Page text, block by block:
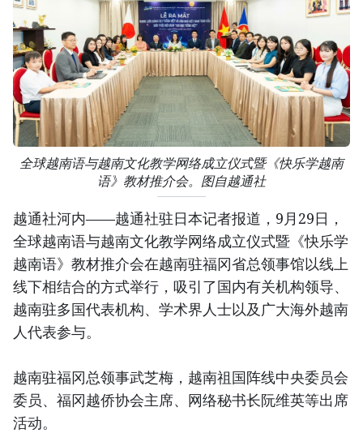
全球越南语与越南文化教学网络成立仪式暨《快乐学越南
语》教材推介会。图自越通社
越通社河内——越通社驻日本记者报道，9月29日，
全球越南语与越南文化教学网络成立仪式暨《快乐学
越南语》教材推介会在越南驻福冈省总领事馆以线上
线下相结合的方式举行，吸引了国内有关机构领导、
越南驻多国代表机构、学术界人士以及广大海外越南
人代表参与。
越南驻福冈总领事武芝梅，越南祖国阵线中央委员会
委员、福冈越侨协会主席、网络秘书长阮维英等出席
活动。